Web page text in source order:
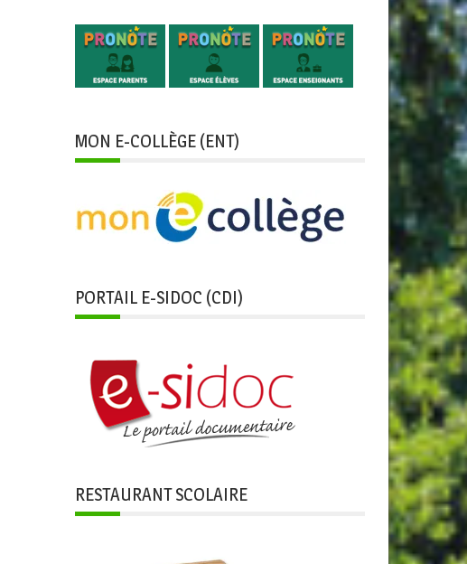
MON E-COLLÈGE (ENT)
PORTAIL E-SIDOC (CDI)
RESTAURANT SCOLAIRE